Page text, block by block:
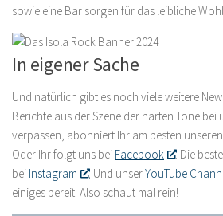
sowie eine Bar sorgen für das leibliche
In eigener Sache
Und natürlich gibt es noch viele weitere
Berichte aus der Szene der harten Töne bei
verpassen, abonniert Ihr am besten
Oder Ihr folgt uns bei Facebook
. Die
bei Instagram . Und unserYouTube
einiges bereit. Also schaut mal rein!